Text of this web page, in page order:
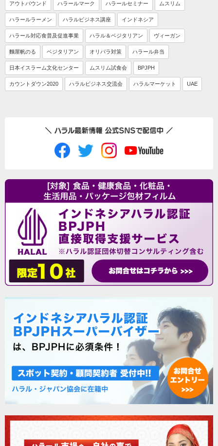
アウトバウンド ハラールマーク ハラールセミナー ムスリム
ハラールラーメン ハラルビジネス講座 インドネシア
ハラール対応食普及促進事業 ハラル＆ベジタリアン ヴィーガン
麵屋帆のる ベジタリアン オリパラ対策 ハラール弁当
日本イスラーム文化センター ムスリム試食会 BPJPH
カウントダウン2020 ハラルビジネス交流会 ハラルマーケット UAE